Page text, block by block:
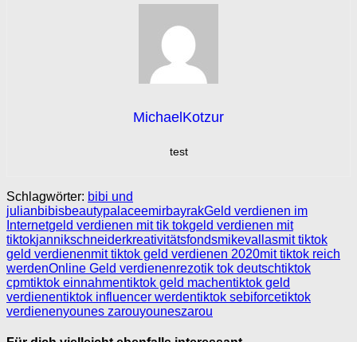
MichaelKotzur
test
Schlagwörter: bibi und
julianbibisbeautypalaceemirbayrakGeld verdienen im
Internetgeld verdienen mit tik tokgeld verdienen mit
tiktokjannikschneiderkreativitätsfondsmikevallasmit tiktok
geld verdienenmit tiktok geld verdienen 2020mit tiktok reich
werdenOnline Geld verdienenrezotik tok deutschtiktok
cpmtiktok einnahmentiktok geld machentiktok geld
verdienentiktok influencer werdentiktok sebiforcetiktok
verdienenyounes zarouyouneszarou